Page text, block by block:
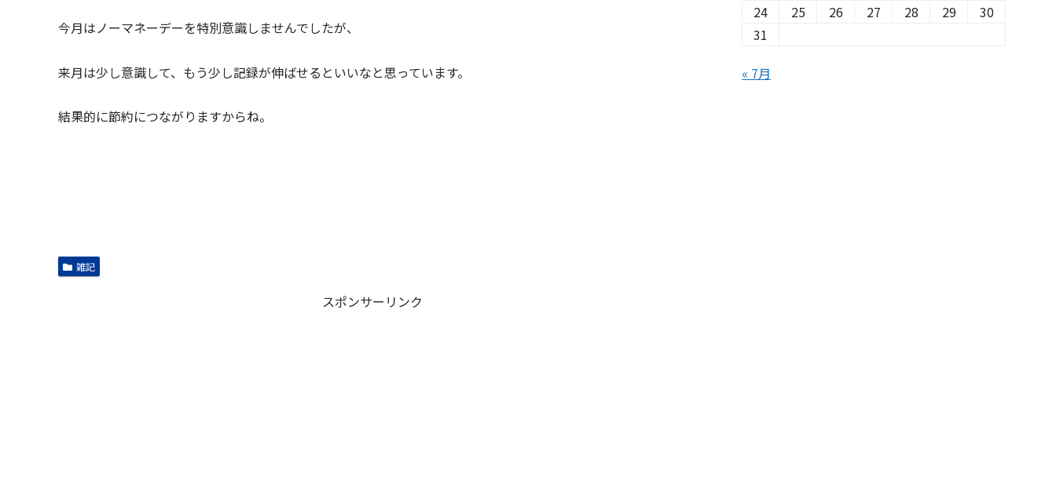
今月はノーマネーデーを特別意識しませんでしたが、
来月は少し意識して、もう少し記録が伸ばせるといいなと思っています。
結果的に節約につながりますからね。
雑記
スポンサーリンク
24
25 26 27 28 29
30
31
« 7月